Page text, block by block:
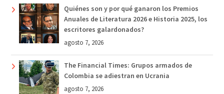
Quiénes son y por qué ganaron los Premios
Anuales de Literatura 2026 e Historia 2025, los
escritores galardonados?
agosto 7, 2026
The Financial Times: Grupos armados de
Colombia se adiestran en Ucrania
agosto 7, 2026